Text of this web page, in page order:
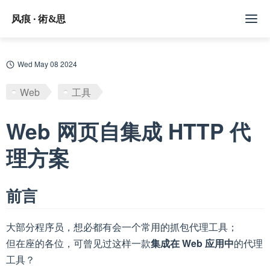
风痕 · 術&思
文章
标签
Github
Wed May 08 2024
Web 工具
Web 网页自集成 HTTP 代
理方案
前言
大部分程序员，想必都有会一个常用的抓包代理工具；
但在座的各位，可曾见过这样一款集成在 Web 应用中的代理
工具？